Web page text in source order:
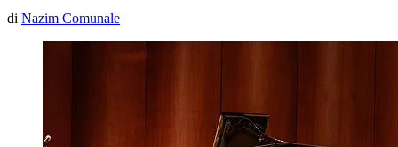
di Nazim Comunale